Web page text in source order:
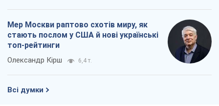
Мер Москви раптово схотів миру, як
стають послом у США й нові українські
топ-рейтинги
Олександр Кірш 6,4 т.
Всі думки